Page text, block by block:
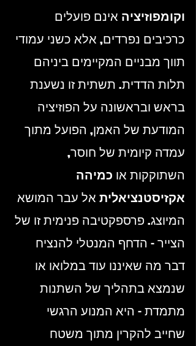
וקומפוזיציה אינם פועלים
כרכיבים נפרדים, אלא כשני עמודי
תווך מבניים המקיימים ביניהם
תלות הדדית. תשתית זו נשענת
בראש ובראשונה על הפוזיציה
המודעת של האמן, הפועל מתוך
עמדה קיומית של חוסר,
השתוקקות או כמיהה
אקזיסטנציאלית אל עבר המושא
המיוצג. פרספקטיבה פנימית זו של
הצייר – הדחף המנטלי להנציח
דבר מה שאיננו עוד במלואו או
שנמצא בתהליך של השתנות
מתמדת – היא המנוע הרגשי
שחייב להקרין מתוך משטח